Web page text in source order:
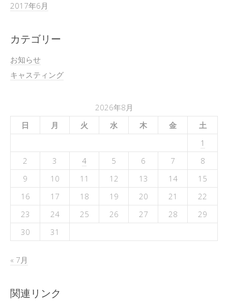
2017年6月
カテゴリー
お知らせ
キャスティング
2026年8月
日
月 火 水 木 金
土
1
2
3 4 5 6 7
8
9
10 11 12 13 14
15
16
17 18 19 20 21
22
23
24 25 26 27 28
29
30
31
« 7月
関連リンク